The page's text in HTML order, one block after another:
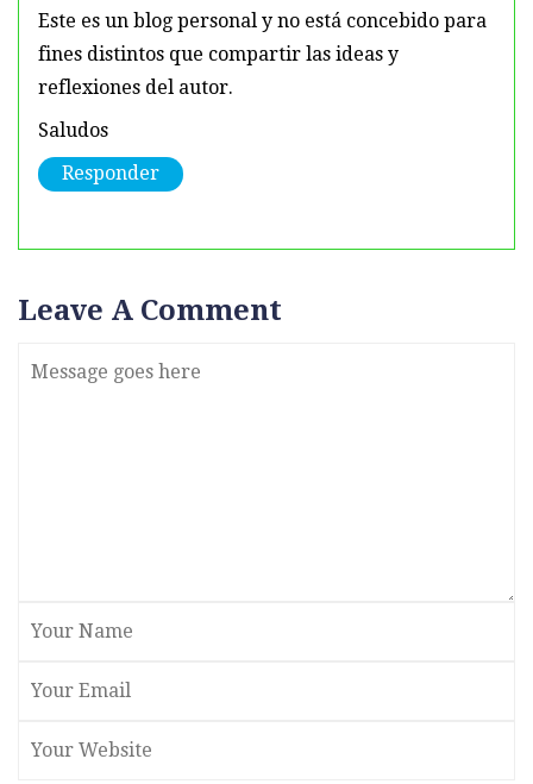
Este es un blog personal y no está concebido para
fines distintos que compartir las ideas y
reflexiones del autor.
Saludos
Responder
Leave A Comment